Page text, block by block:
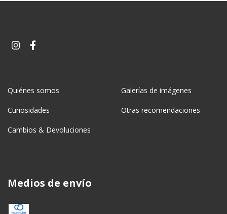
Quiénes somos Galerías de imágenes
Curiosidades Otras recomendaciones
Cambios & Devoluciones
Medios de envío